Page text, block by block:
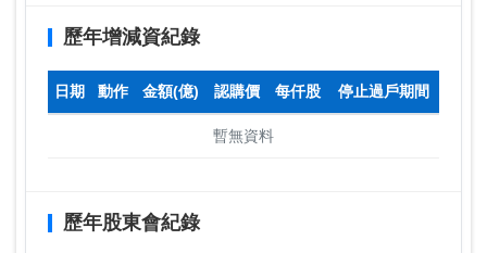
歷年增減資紀錄
日期 動作 金額(億) 認購價 每仟股 停止過戶期間
暫無資料
歷年股東會紀錄